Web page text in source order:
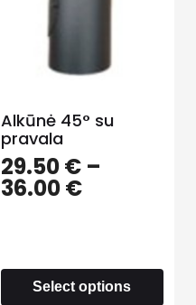
Alkūnė 45° su
pravala
29.50€–
36.00€
Select options